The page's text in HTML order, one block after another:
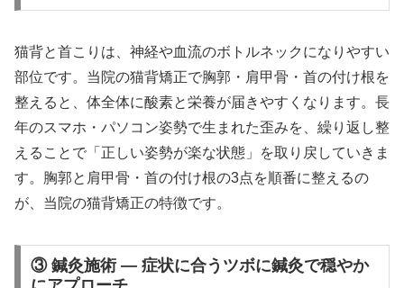
猫背と首こりは、神経や血流のボトルネックになりやすい
部位です。当院の猫背矯正で胸郭・肩甲骨・首の付け根を
整えると、体全体に酸素と栄養が届きやすくなります。長
年のスマホ・パソコン姿勢で生まれた歪みを、繰り返し整
えることで「正しい姿勢が楽な状態」を取り戻していきま
す。胸郭と肩甲骨・首の付け根の3点を順番に整えるの
が、当院の猫背矯正の特徴です。
③ 鍼灸施術 — 症状に合うツボに鍼灸で穏やか